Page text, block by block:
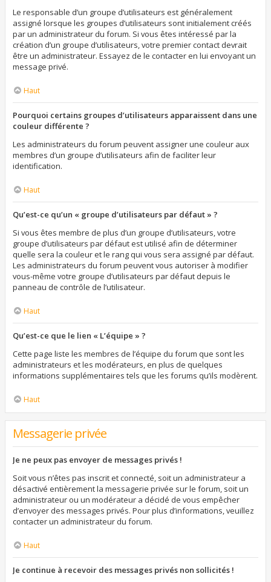
Le responsable d’un groupe d’utilisateurs est généralement
assigné lorsque les groupes d’utilisateurs sont initialement créés
par un administrateur du forum. Si vous êtes intéressé par la
création d’un groupe d’utilisateurs, votre premier contact devrait
être un administrateur. Essayez de le contacter en lui envoyant un
message privé.
Haut
Pourquoi certains groupes d’utilisateurs apparaissent dans une
couleur différente ?
Les administrateurs du forum peuvent assigner une couleur aux
membres d’un groupe d’utilisateurs afin de faciliter leur
identification.
Haut
Qu’est-ce qu’un « groupe d’utilisateurs par défaut » ?
Si vous êtes membre de plus d’un groupe d’utilisateurs, votre
groupe d’utilisateurs par défaut est utilisé afin de déterminer
quelle sera la couleur et le rang qui vous sera assigné par défaut.
Les administrateurs du forum peuvent vous autoriser à modifier
vous-même votre groupe d’utilisateurs par défaut depuis le
panneau de contrôle de l’utilisateur.
Haut
Qu’est-ce que le lien « L’équipe » ?
Cette page liste les membres de l’équipe du forum que sont les
administrateurs et les modérateurs, en plus de quelques
informations supplémentaires tels que les forums qu’ils modèrent.
Haut
Messagerie privée
Je ne peux pas envoyer de messages privés !
Soit vous n’êtes pas inscrit et connecté, soit un administrateur a
désactivé entièrement la messagerie privée sur le forum, soit un
administrateur ou un modérateur a décidé de vous empêcher
d’envoyer des messages privés. Pour plus d’informations, veuillez
contacter un administrateur du forum.
Haut
Je continue à recevoir des messages privés non sollicités !